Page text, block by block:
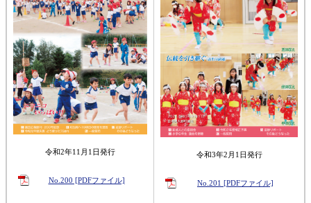
令和2年11月1日発行
No.200 [PDFファイル]
令和3年2月1日発行
No.201 [PDFファイル]